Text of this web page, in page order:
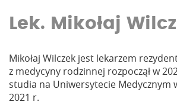
Lek. Mikołaj
Mikołaj Wilczek jest lekarzem
z medycyny rodzinnej rozpoczął w
studia na Uniwersytecie Medycznym
2021 r.